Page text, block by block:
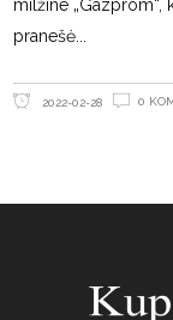
milžine „Gazprom“,
pranešė
2022-02-28 0